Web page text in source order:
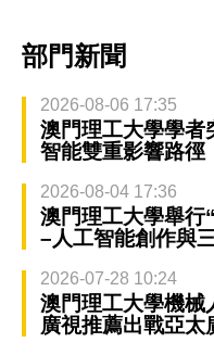
部門新聞
2026-08-06 17:35
澳門理工大學學者
智能雙重影響路徑
2026-08-04 17:36
澳門理工大學舉行
–人工智能創作與
2026-07-28 10:24
澳門理工大學機械
廣視推薦出戰亞太